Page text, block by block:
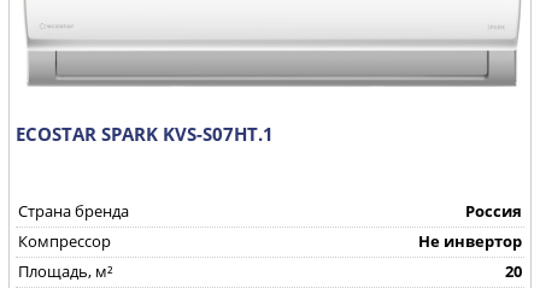
ECOSTAR SPARK KVS-S07HT.1
Страна бренда
Россия
Компрессор
Не инвертор
Площадь, м²
20